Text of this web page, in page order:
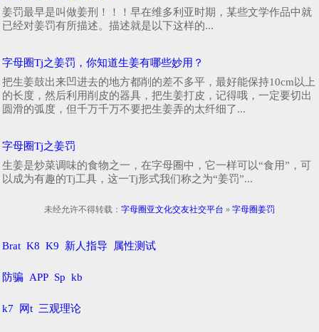
姜罚最早是叫做姜刑！！！早在维多利亚时期，某些文学作品中就
已经对姜罚有所描述。描述就是以下这样的...
字母圈Tj之姜罚，你知道生姜有哪些妙用？
把生姜鼓出来凹进去的地方都削的差不多平，最好能保持10cm以上
的长度，然后利用削皮的器具，把生姜打皮，记得哦，一定要切出
圆滑的弧度，但千万千万不要把生姜弄的太纤细了...
字母圈Tj之姜罚
生姜是炒菜调味的食物之一，在字母圈中，它一样可以“食用”，可
以成为有趣的Tj工具，这一Tj形式我们称之为“姜罚”...
未经允许不得转载： 字母圈亚文化交友社交平台 » 字母圈姜罚
Brat K8 K9 新人指导 属性测试
防骗 APP Sp kb
k7 网t 三观理论